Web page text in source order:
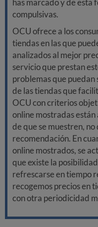
has marcado y de esta
compulsivas.
OCU ofrece a los
tiendas en las que
analizados al mejor
servicio que prestan
problemas que puedan
de las tiendas que
OCU con criterios
online mostradas están
de que se muestren,
recomendación. En
online mostrados, se
que existe la
refrescarse en tiempo
recogemos precios en
con otra periodicidad